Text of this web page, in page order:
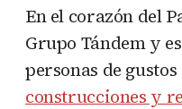
En el corazón del
Grupo Tándem y
personas de
construcciones y